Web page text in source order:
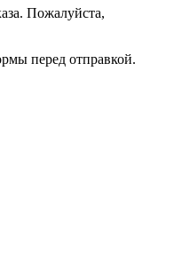
Пожалуйста,
перед отправкой.